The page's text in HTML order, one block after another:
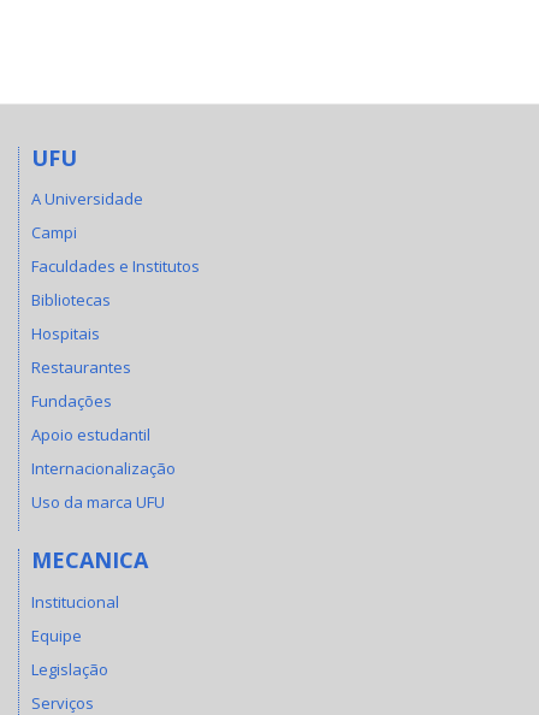
UFU
A Universidade
Campi
Faculdades e Institutos
Bibliotecas
Hospitais
Restaurantes
Fundações
Apoio estudantil
Internacionalização
Uso da marca UFU
MECANICA
Institucional
Equipe
Legislação
Serviços